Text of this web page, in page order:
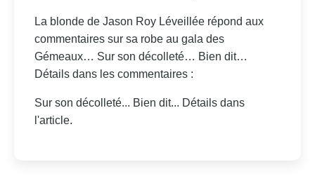
La blonde de Jason Roy Léveillée répond aux
commentaires sur sa robe au gala des
Gémeaux… Sur son décolleté… Bien dit…
Détails dans les commentaires :
Sur son décolleté... Bien dit... Détails dans
l'article.